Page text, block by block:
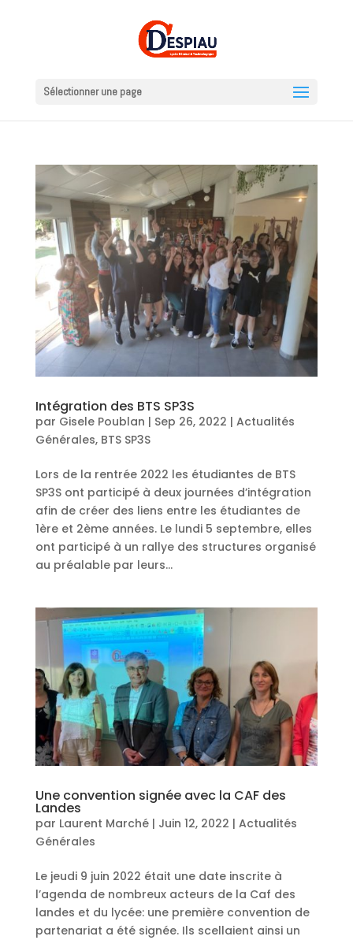
Sélectionner une page
Intégration des BTS SP3S
par Gisele Poublan | Sep 26, 2022 | Actualités
Générales, BTS SP3S
Lors de la rentrée 2022 les étudiantes de BTS
SP3S ont participé à deux journées d’intégration
afin de créer des liens entre les étudiantes de
1ère et 2ème années. Le lundi 5 septembre, elles
ont participé à un rallye des structures organisé
au préalable par leurs...
Une convention signée avec la CAF des
Landes
par Laurent Marché| Juin 12, 2022 | Actualités
Générales
Le jeudi 9 juin 2022 était une date inscrite à
l’agenda de nombreux acteurs de la Caf des
landes et du lycée: une première convention de
partenariat a été signée. Ils scellaient ainsi un